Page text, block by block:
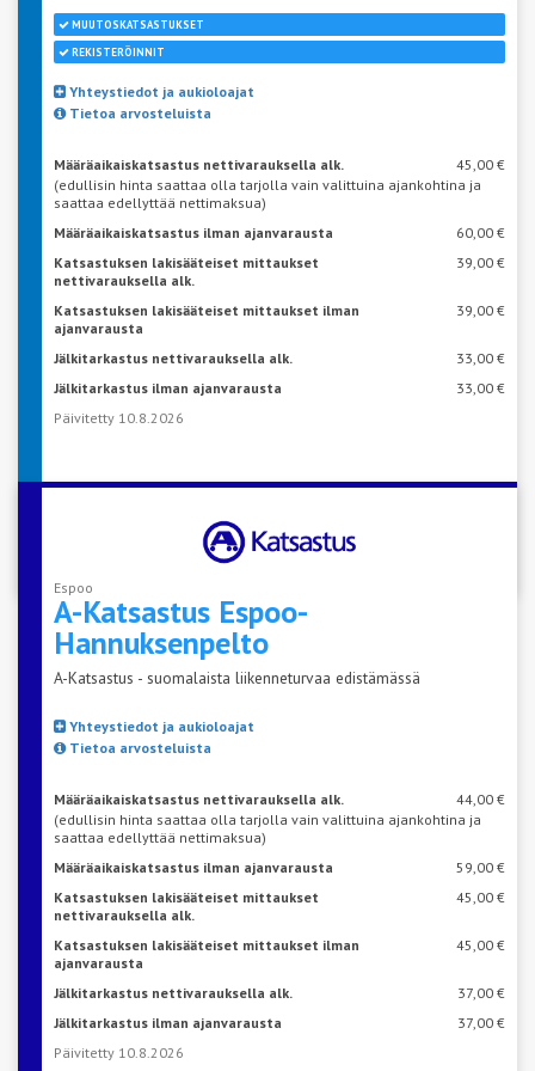
MUUTOSKATSASTUKSET
REKISTERÖINNIT
Yhteystiedot ja aukioloajat
Tietoa arvosteluista
Määräaikaiskatsastus nettivarauksella alk.
45,00 €
(edullisin hinta saattaa olla tarjolla vain valittuina ajankohtina ja
saattaa edellyttää nettimaksua)
Määräaikaiskatsastus ilman ajanvarausta
60,00 €
Katsastuksen lakisääteiset mittaukset
nettivarauksella alk.
39,00 €
Katsastuksen lakisääteiset mittaukset ilman
ajanvarausta
39,00 €
Jälkitarkastus nettivarauksella alk.
33,00 €
Jälkitarkastus ilman ajanvarausta
33,00 €
Päivitetty 10.8.2026
VARAA AIKA KATSASTUKSEEN
Espoo
A-Katsastus Espoo-
Hannuksenpelto
A-Katsastus - suomalaista liikenneturvaa edistämässä
Yhteystiedot ja aukioloajat
Tietoa arvosteluista
Määräaikaiskatsastus nettivarauksella alk.
44,00 €
(edullisin hinta saattaa olla tarjolla vain valittuina ajankohtina ja
saattaa edellyttää nettimaksua)
Määräaikaiskatsastus ilman ajanvarausta
59,00 €
Katsastuksen lakisääteiset mittaukset
nettivarauksella alk.
45,00 €
Katsastuksen lakisääteiset mittaukset ilman
ajanvarausta
45,00 €
Jälkitarkastus nettivarauksella alk.
37,00 €
Jälkitarkastus ilman ajanvarausta
37,00 €
Päivitetty 10.8.2026